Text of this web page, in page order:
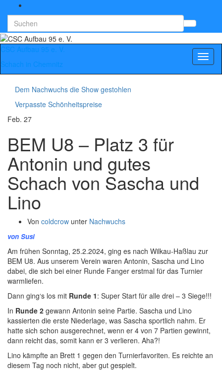
Search
for:
CSC Aufbau 95 e. V.
Schach in Chemnitz
Dem Nachwuchs die Show gestohlen
Verpasste Schönheitspreise
Feb. 27
BEM U8 – Platz 3 für
Antonin und gutes
Schach von Sascha und
Lino
Von coldcrow unter Nachwuchs
von Susi
Am frühen Sonntag, 25.2.2024, ging es nach Wilkau-Haßlau zur
BEM U8. Aus unserem Verein waren Antonin, Sascha und Lino
dabei, die sich bei einer Runde Fanger erstmal für das Turnier
warmliefen.
Dann ging‘s los mit Runde 1: Super Start für alle drei – 3 Siege!!!
In Runde 2 gewann Antonin seine Partie. Sascha und Lino
kassierten die erste Niederlage, was Sascha sportlich nahm. Er
hatte sich schon ausgerechnet, wenn er 4 von 7 Partien gewinnt,
dann reicht das, somit kann er 3 verlieren. Aha?!
Lino kämpfte an Brett 1 gegen den Turnierfavoriten. Es reichte an
diesem Tag noch nicht, aber gut gespielt.